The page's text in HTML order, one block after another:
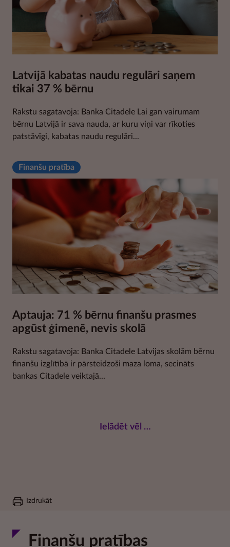
Latvijā kabatas naudu regulāri saņem
tikai 37 % bērnu
Rakstu sagatavoja: Banka Citadele Lai gan vairumam
bērnu Latvijā ir sava nauda, ar kuru viņi var rīkoties
patstāvīgi, kabatas naudu regulāri...
Finanšu pratība
Aptauja: 71 % bērnu finanšu prasmes
apgūst ģimenē, nevis skolā
Rakstu sagatavoja: Banka Citadele Latvijas skolām bērnu
finanšu izglītībā ir pārsteidzoši maza loma, secināts
bankas Citadele veiktajā...
Ielādēt vēl …
Izdrukāt
Finanšu pratības